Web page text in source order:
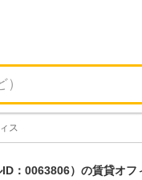
ス
：0063806）の賃貸オフ